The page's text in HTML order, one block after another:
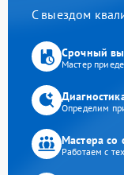
С выездом
Срочный
Мастер
Определим
Мастера со
Работаем с